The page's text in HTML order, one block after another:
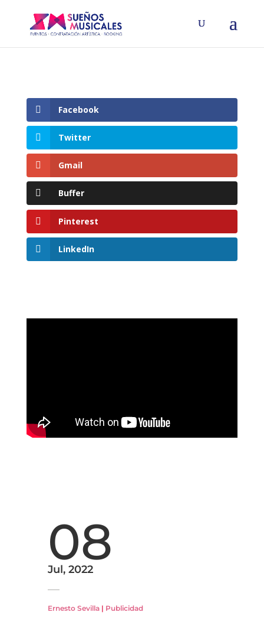
Facebook
Twitter
Gmail
Buffer
Pinterest
LinkedIn
08
Jul, 2022
Ernesto Sevilla| Publicidad